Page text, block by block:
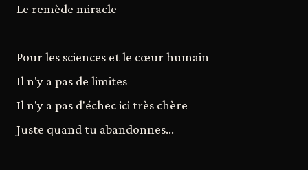
Le remède miracle
Pour les sciences et le cœur humain
Il n'y a pas de limites
Il n'y a pas d'échec ici très chère
Juste quand tu abandonnes...